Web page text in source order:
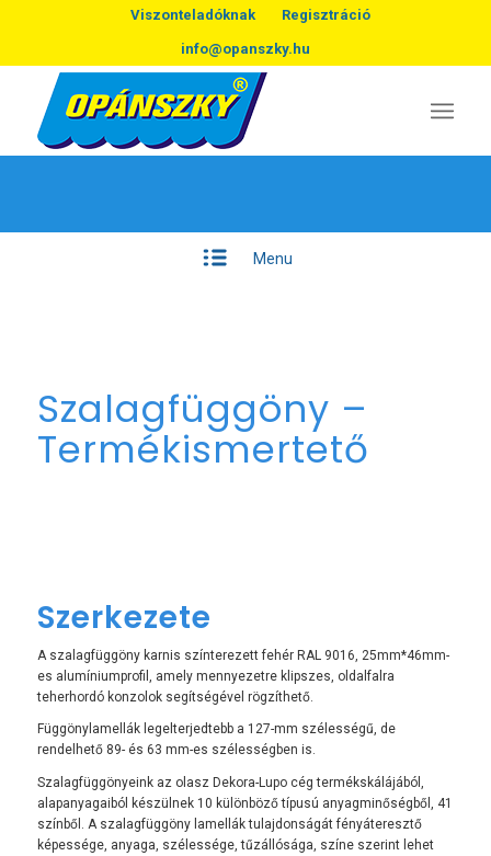
Viszonteladóknak Regisztráció
info@opanszky.hu
Menu
Szalagfüggöny –
Termékismertető
Szerkezete
A szalagfüggöny karnis színterezett fehér RAL 9016, 25mm*46mm-
es alumíniumprofil, amely mennyezetre klipszes, oldalfalra
teherhordó konzolok segítségével rögzíthető.
Függönylamellák legelterjedtebb a 127-mm szélességű, de
rendelhető 89- és 63 mm-es szélességben is.
Szalagfüggönyeink az olasz Dekora-Lupo cég termékskálájából,
alapanyagaiból készülnek 10 különböző típusú anyagminőségből, 41
színből. A szalagfüggöny lamellák tulajdonságát fényáteresztő
képessége, anyaga, szélessége, tűzállósága, színe szerint lehet